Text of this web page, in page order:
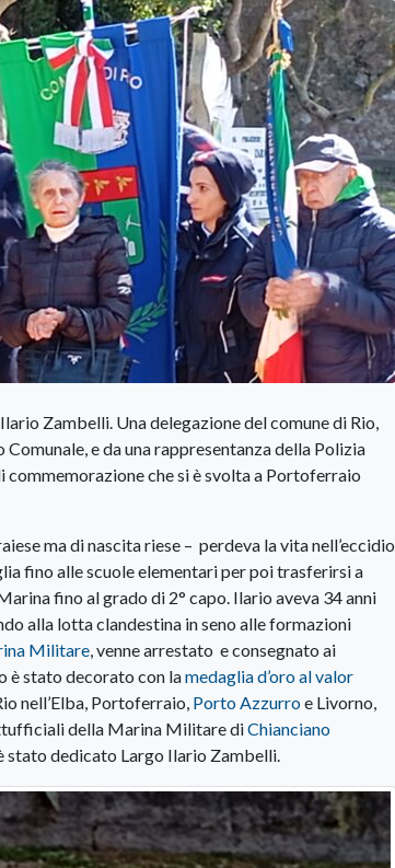
Zambelli. Una delegazione del comune di Rio,
e da una rappresentanza della Polizia
che si è svolta a Portoferraio
ma di nascita riese – perdeva la vita nell’eccidio
fino alle scuole elementari per poi trasferirsi a
fino al grado di 2° capo. Ilario aveva 34 anni
alla lotta clandestina in seno alle formazioni
Militare , venne arrestato e consegnato ai
è stato decorato con lamedaglia d’oro al valor
nell’Elba, Portoferraio, Porto Azzurroe Livorno,
della Marina Militare diChianciano
stato dedicato Largo Ilario Zambelli.